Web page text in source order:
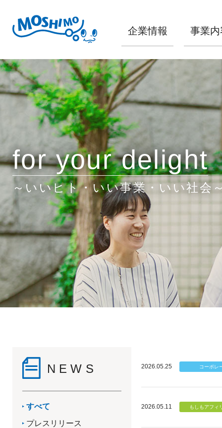
企業情報 事業内
for your delight
～いいヒト・いい事業・いい社会
NEWS
すべて
プレスリリース
2026.05.25
2026.05.11